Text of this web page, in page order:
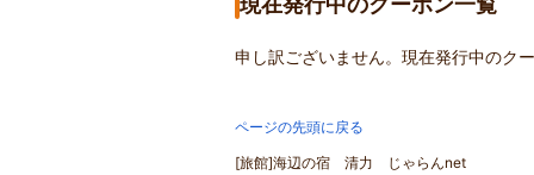
申し訳ございません。現在発行中のク
ページの先頭に戻る
[旅館]海辺の宿 清力 じゃらんnet